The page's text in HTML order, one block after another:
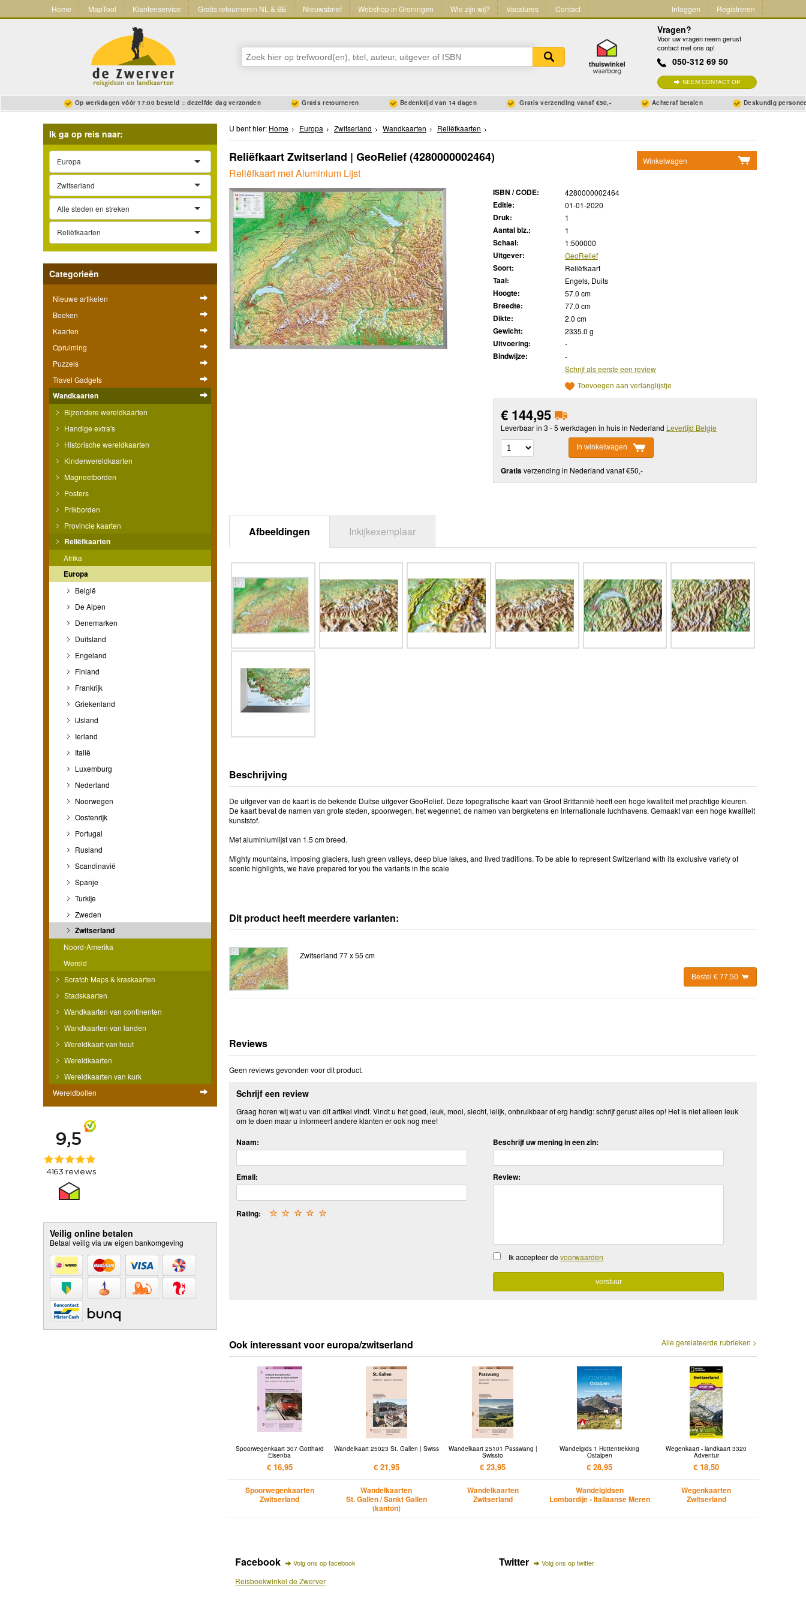
Home MapTool Klantenservice Gratis retourneren NL & BE Nieuwsbrief Webshop in Groningen Wie zijn wij? Vacatures Contact Inloggen Registreren
Vragen?
Voor uw vragen neem gerust
contact met ons op!
050-312 69 50
NEEM CONTACT OP
Op werkdagen vóór 17:00 besteld = dezelfde dag verzonden Gratis retourneren Bedenktijd van 14 dagen Gratis verzending vanaf €50,- Achteraf betalen Deskundig
Ik ga op reis naar:
Europa
Zwitserland
Alle steden en streken
Reliëfkaarten
Categorieën
Nieuwe artikelen
Boeken
Kaarten
Opruiming
Puzzels
Travel Gadgets
Wandkaarten
Bijzondere wereldkaarten
Handige extra's
Historische wereldkaarten
Kinderwereldkaarten
Magneetborden
Posters
Prikborden
Provincie kaarten
Reliëfkaarten
Afrika
Europa
België
De Alpen
Denemarken
Duitsland
Engeland
Finland
Frankrijk
Griekenland
IJsland
Ierland
Italië
Luxemburg
Nederland
Noorwegen
Oostenrijk
Portugal
Rusland
Scandinavië
Spanje
Turkije
Zweden
Zwitserland
Noord-Amerika
Wereld
Scratch Maps & kraskaarten
Stadskaarten
Wandkaarten van continenten
Wandkaarten van landen
Wereldkaart van hout
Wereldkaarten
Wereldkaarten van kurk
Wereldbollen
Veilig online betalen
Betaal veilig via uw eigen bankomgeving
U bent hier: Home Europa Zwitserland Wandkaarten Reliëfkaarten
Winkelwagen
Reliëfkaart Zwitserland | GeoRelief(4280000002464)
Reliëfkaart met Aluminium Lijst
ISBN / CODE: 4280000002464
Editie: 01-01-2020
Druk: 1
Aantal blz.: 1
Schaal: 1:500000
Uitgever: GeoRelief
Soort: Reliëfkaart
Taal: Engels, Duits
Hoogte: 57.0 cm
Breedte: 77.0 cm
Dikte: 2.0 cm
Gewicht: 2335.0 g
Uitvoering: -
Bindwijze:
-
Schrijf als eerste een review
Toevoegen aan verlanglijstje
€ 144,95
Leverbaar in 3 - 5 werkdagen in huis in Nederland Levertijd Belgie
In winkelwagen
Gratisverzending in Nederland vanaf €50,-
Afbeeldingen Inkijkexemplaar
Beschrijving
De uitgever van de kaart is de bekende Duitse uitgever GeoRelief. Deze topografische kaart van Groot Brittannië heeft een hoge kwaliteit met prachtige kleuren.
De kaart bevat de namen van grote steden, spoorwegen, het wegennet, de namen van bergketens en internationale luchthavens. Gemaakt van een hoge kwaliteit
kunststof.
Met aluminiumlijst van 1.5 cm breed.
Mighty mountains, imposing glaciers, lush green valleys, deep blue lakes, and lived traditions. To be able to represent Switzerland with its exclusive variety of
scenic highlights, we have prepared for you the variants in the scale
Dit product heeft meerdere varianten:
Zwitserland 77 x 55 cm
Bestel € 77,50
Reviews
Geen reviews gevonden voor dit product.
Schrijf een review
Graag horen wij wat u van dit artikel vindt. Vindt u het goed, leuk, mooi, slecht, lelijk, onbruikbaar of erg handig: schrijf gerust alles op! Het is niet alleen leuk
om te doen maar u informeert andere klanten er ook nog mee!
Naam:
Email:
Rating: ☆
☆
☆
☆
☆
Beschrijf uw mening in een zin:
Review:
Ik accepteer devoorwaarden
Alle gerelateerde rubrieken >
Ook interessant voor europa/zwitserland
Spoorwegenkaart 307 Gotthard
Eisenba
€ 16,95
Spoorwegenkaarten
Zwitserland
Wandelkaart 25023 St. Gallen | Swiss
€ 21,95
Wandelkaarten
St. Gallen / Sankt Gallen
(kanton)
Wandelkaart 25101 Passwang |
Swissto
€ 23,95
Wandelkaarten
Zwitserland
Wandelgids 1 Hüttentrekking
Ostalpen
€ 28,95
Wandelgidsen
Lombardije - Italiaanse Meren
Wegenkaart - landkaart 3320
Adventur
€ 18,50
Wegenkaarten
Zwitserland
Facebook Volg ons op facebook
Reisboekwinkel de Zwerver
Twitter Volg ons op twitter